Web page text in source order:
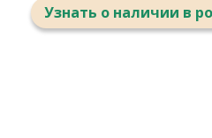
Узнать о наличии в